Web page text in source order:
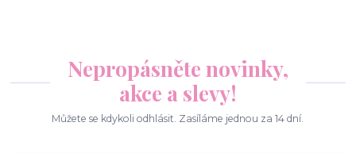
Nepropásněte novinky,
akce a slevy!
Můžete se kdykoli odhlásit. Zasíláme jednou za 14 dní.